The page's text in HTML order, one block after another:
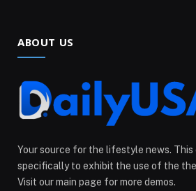
ABOUT US
Your source for the lifestyle news. This
specifically to exhibit the use of the
Visit our main page for more demos.